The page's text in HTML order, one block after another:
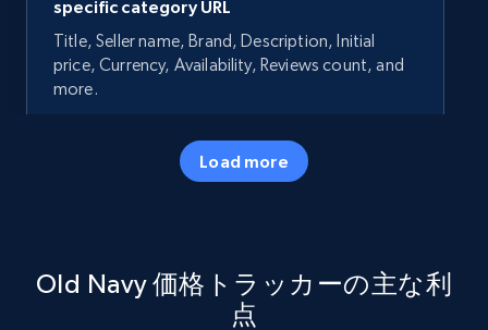
specific category URL
Title, Seller name, Brand, Description, Initial
price, Currency, Availability, Reviews count, and
more.
5.7K+ 今すぐ始める
specific keywords
Title, Seller name, Brand, Description, Initial
Load more
Old Navy 価格トラッカーの主な利
点